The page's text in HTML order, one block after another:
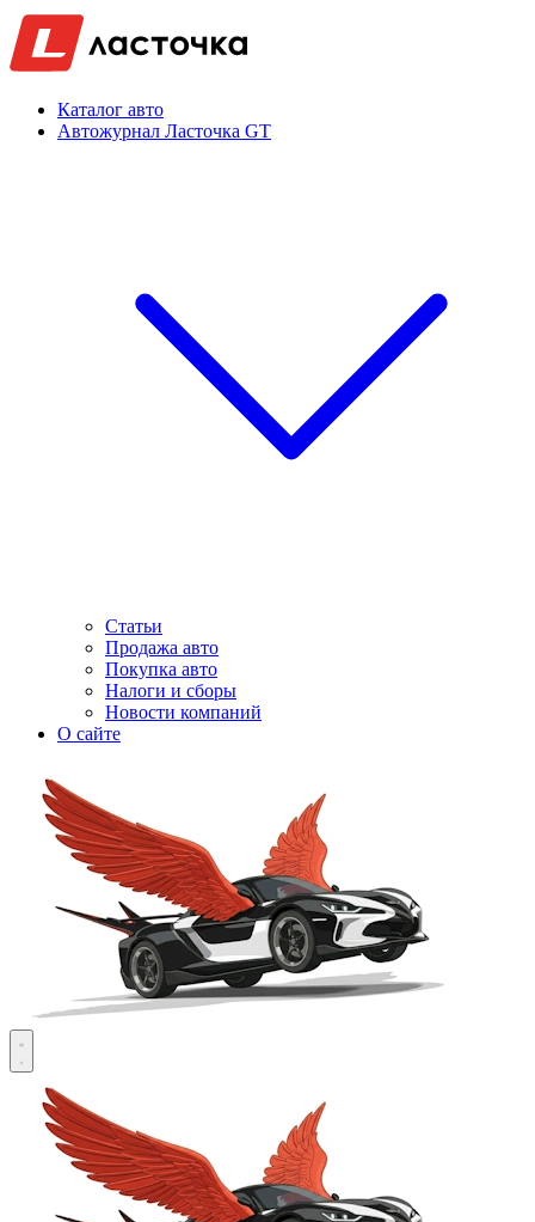
Каталог авто
Автожурнал Ласточка GT
Статьи
Продажа авто
Покупка авто
Налоги и сборы
Новости компаний
О сайте